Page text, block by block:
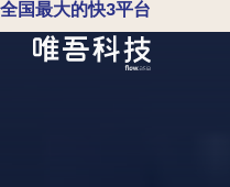
全国最大的快3平台